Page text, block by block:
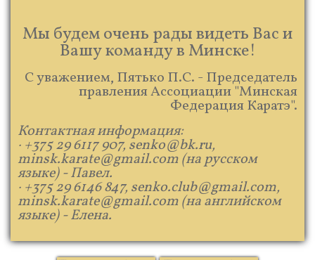
Мы будем очень рады видеть Вас и
Вашу команду в Минске!
С уважением, Пятько П.С. - Председатель
правления Ассоциации "Минская
Федерация Каратэ".
Контактная информация:
· +375 29 6117 907, senko@bk.ru,
minsk.karate@gmail.com (на русском
языке) - Павел.
· +375 29 6146 847, senko.club@gmail.com,
minsk.karate@gmail.com (на английском
языке) - Елена.